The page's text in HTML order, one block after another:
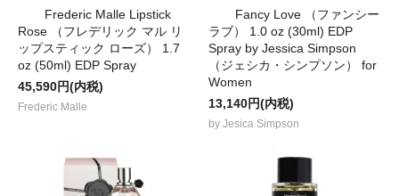
Frederic Malle Lipstick
Rose （フレデリック マル リ
ップスティック ローズ） 1.7
oz (50ml) EDP Spray
45,590円(内税)
Frederic Malle
Fancy Love （ファンシー
ラブ） 1.0 oz (30ml) EDP
Spray by Jessica Simpson
（ジェシカ・シンプソン） for
Women
13,140円(内税)
by Jesica Simpson